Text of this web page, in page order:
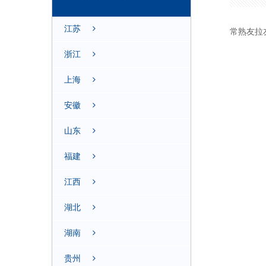
江苏
浙江
上海
安徽
山东
福建
江西
湖北
湖南
贵州
常熟友拉